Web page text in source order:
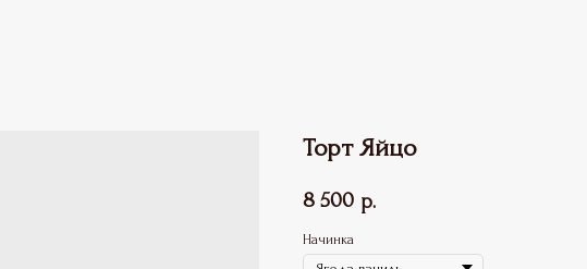
Торт Яйцо
8 500 р.
Начинка